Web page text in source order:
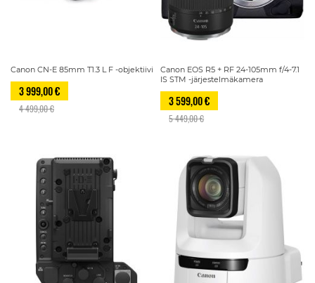
Canon CN-E 85mm T1.3 L F -objektiivi
3 999,00 €
4 499,00 €
Canon EOS R5 + RF 24-105mm f/4-7.1
IS STM -järjestelmäkamera
3 599,00 €
5 449,00 €